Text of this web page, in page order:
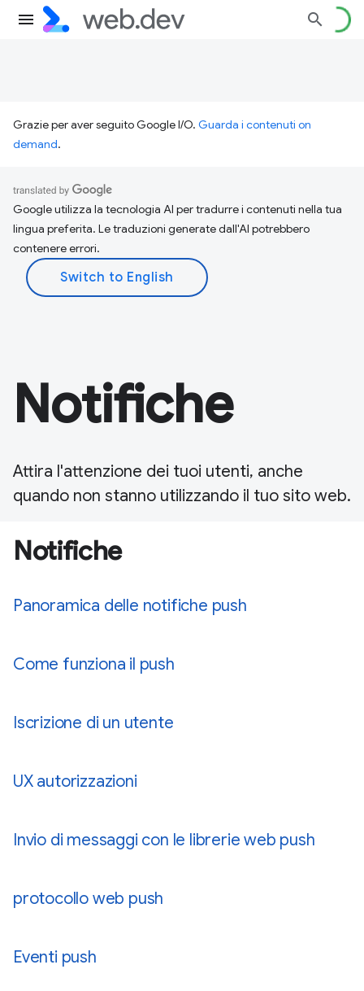
Grazie per aver seguito Google I/O. Guarda i contenuti on
demand.
Google utilizza la tecnologia AI per tradurre i contenuti nella tua
lingua preferita. Le traduzioni generate dall'AI potrebbero
contenere errori.
Notifiche
Attira l'attenzione dei tuoi utenti, anche
quando non stanno utilizzando il tuo sito web.
Notifiche
Panoramica delle notifiche push
Come funziona il push
Iscrizione di un utente
UX autorizzazioni
Invio di messaggi con le librerie web push
protocollo web push
Eventi push